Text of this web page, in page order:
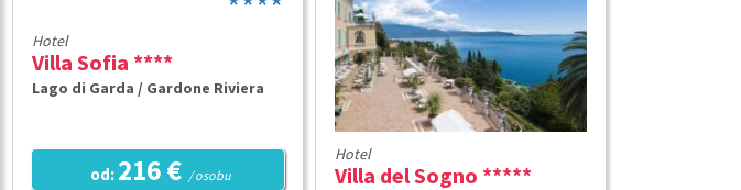
Hotel
Villa Sofia ****
Lago di Garda / Gardone Riviera
od: 216 € / osobu
Hotel
Villa del Sogno *****